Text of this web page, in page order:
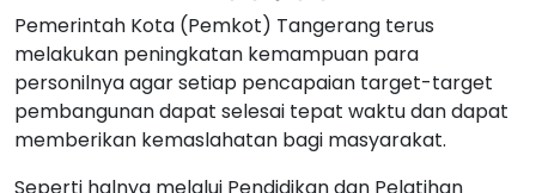
Pemerintah Kota (Pemkot) Tangerang terus
melakukan peningkatan kemampuan para
personilnya agar setiap pencapaian target-target
pembangunan dapat selesai tepat waktu dan dapat
memberikan kemaslahatan bagi masyarakat.
Seperti halnya melalui Pendidikan dan Pelatihan